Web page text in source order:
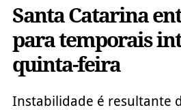
Santa Catarina
para temporais
quinta-feira
Instabilidade é resultante